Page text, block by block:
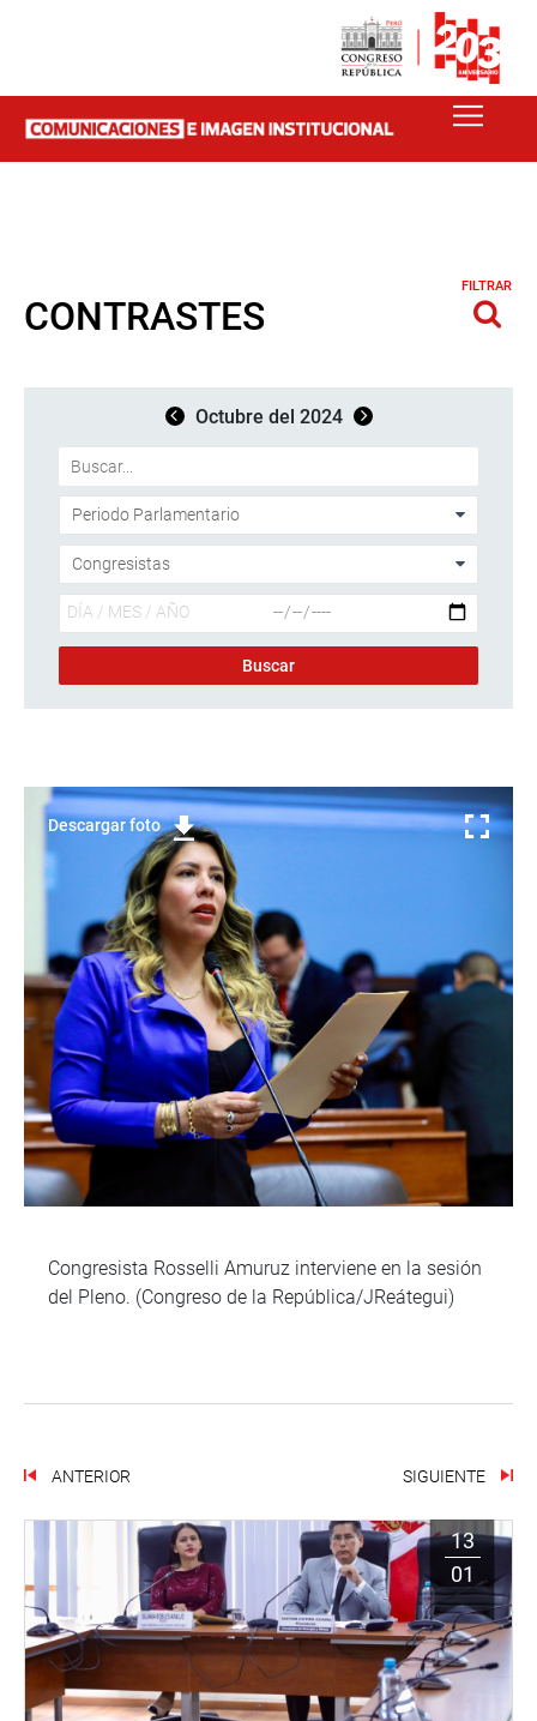
CONTRASTES
FILTRAR
Octubre del 2024
Descargar foto
Congresista Rosselli Amuruz interviene en la sesión
del Pleno. (Congreso de la República/JReátegui)
ANTERIOR SIGUIENTE
13
01